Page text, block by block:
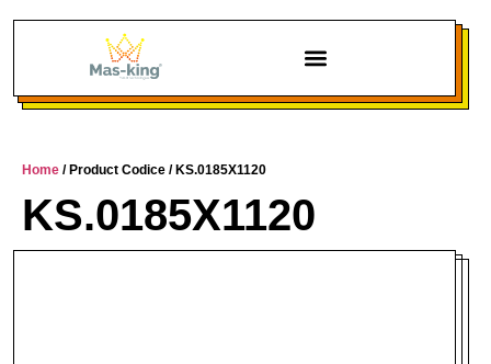
Home / Product Codice / KS.0185X1120
KS.0185X1120